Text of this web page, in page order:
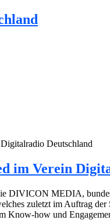
Deutschland
Verein
DIVICON MEDIA,
zuletzt im Auftrag
Know-how und